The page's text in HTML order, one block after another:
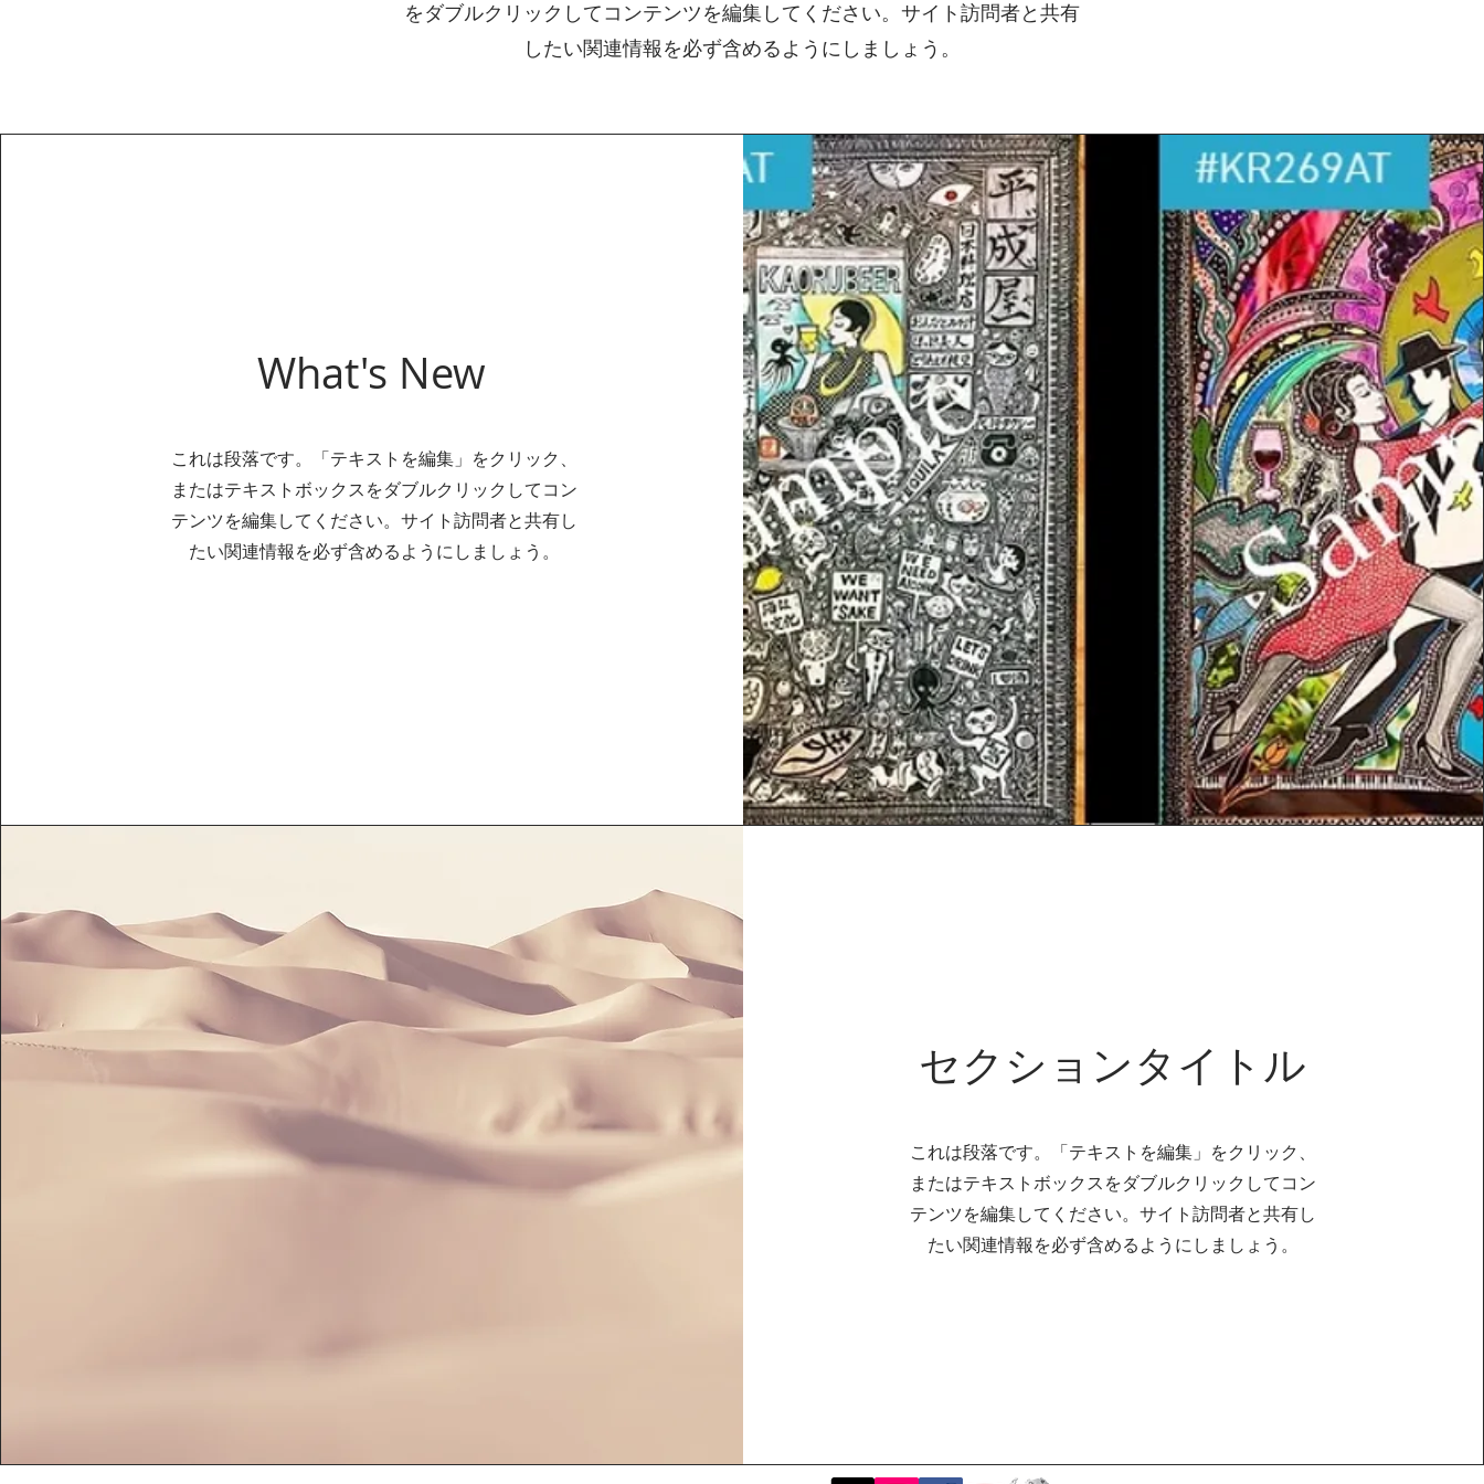
をダブルクリックしてコンテンツを編集してください。サイト訪問者と共有
したい関連情報を必ず含めるようにしましょう。
What's New
これは段落です。「テキストを編集」をクリック、
またはテキストボックスをダブルクリックしてコン
テンツを編集してください。サイト訪問者と共有し
たい関連情報を必ず含めるようにしましょう。
セクションタイトル
これは段落です。「テキストを編集」をクリック、
またはテキストボックスをダブルクリックしてコン
テンツを編集してください。サイト訪問者と共有し
たい関連情報を必ず含めるようにしましょう。